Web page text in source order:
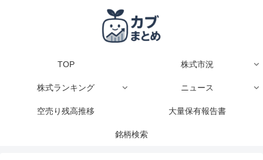
TOP 株式市況
株式ランキング ニュース
空売り残高推移 大量保有報告書
銘柄検索